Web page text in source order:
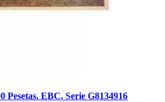
Pesetas. EBC. Serie G8134916